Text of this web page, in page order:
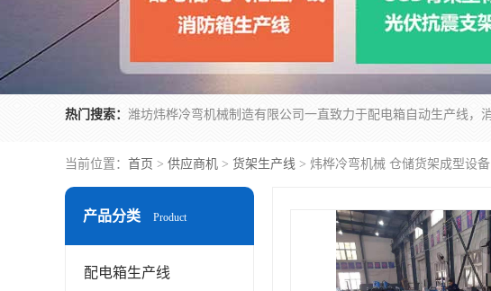
热门搜索：
当前位置： 首页 > 供应商机 > 货架生产线 > 炜桦冷弯机械 仓储货架成型设备
产品分类 Product
配电箱生产线